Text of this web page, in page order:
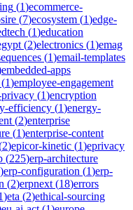
(1)ecommerce-
(7)ecosystem (1)edge-
(1)education
(2)electronics (1)emag
(1)email-templates
embedded-apps
(1)employee-engagement
(1)encryption
efficiency (1)energy-
(2)enterprise
(1)enterprise-content
2)epicor-kinetic (1)eprivacy
(225)erp-architecture
)erp-configuration (1)erp-
(2)erpnext (18)errors
)eta (2)ethical-sourcing